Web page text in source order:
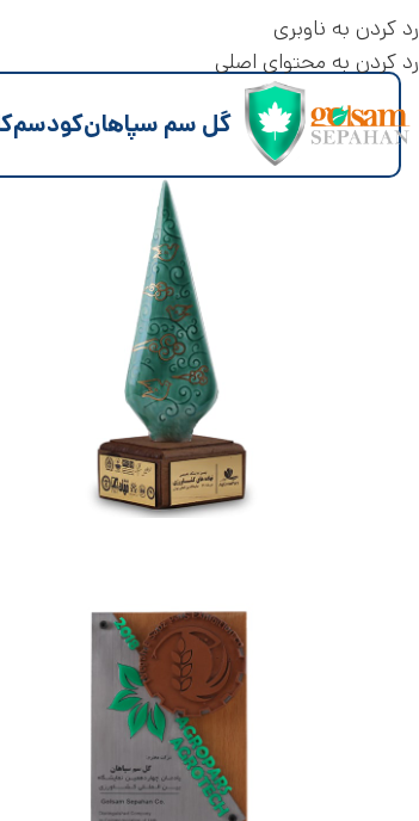
رد کردن به ناوبری
رد کردن به محتوای اصلی
گل سم سپاهانکودسم
نمایشگاه بین المللی تخصصی
های کشاورزی
نهمین نمایشگاه بین المللی تخصصی نهاده
کشاورزی – تهران دی ماه ۱۴۰۱
نمایشگاه بین المللی کشاورزی
یادمان چهاردهمین نمایشگاه بین المللی
کشاورزی